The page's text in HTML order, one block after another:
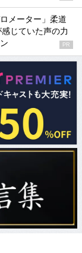
メーター」柔道
じていた声の力
PR